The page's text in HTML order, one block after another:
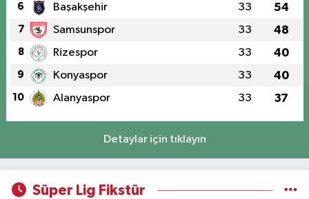
6 Başakşehir 33 54
7 Samsunspor 33 48
8 Rizespor 33 40
9 Konyaspor 33 40
10 Alanyaspor 33 37
Detaylar için tıklayın
Süper Lig Fikstür